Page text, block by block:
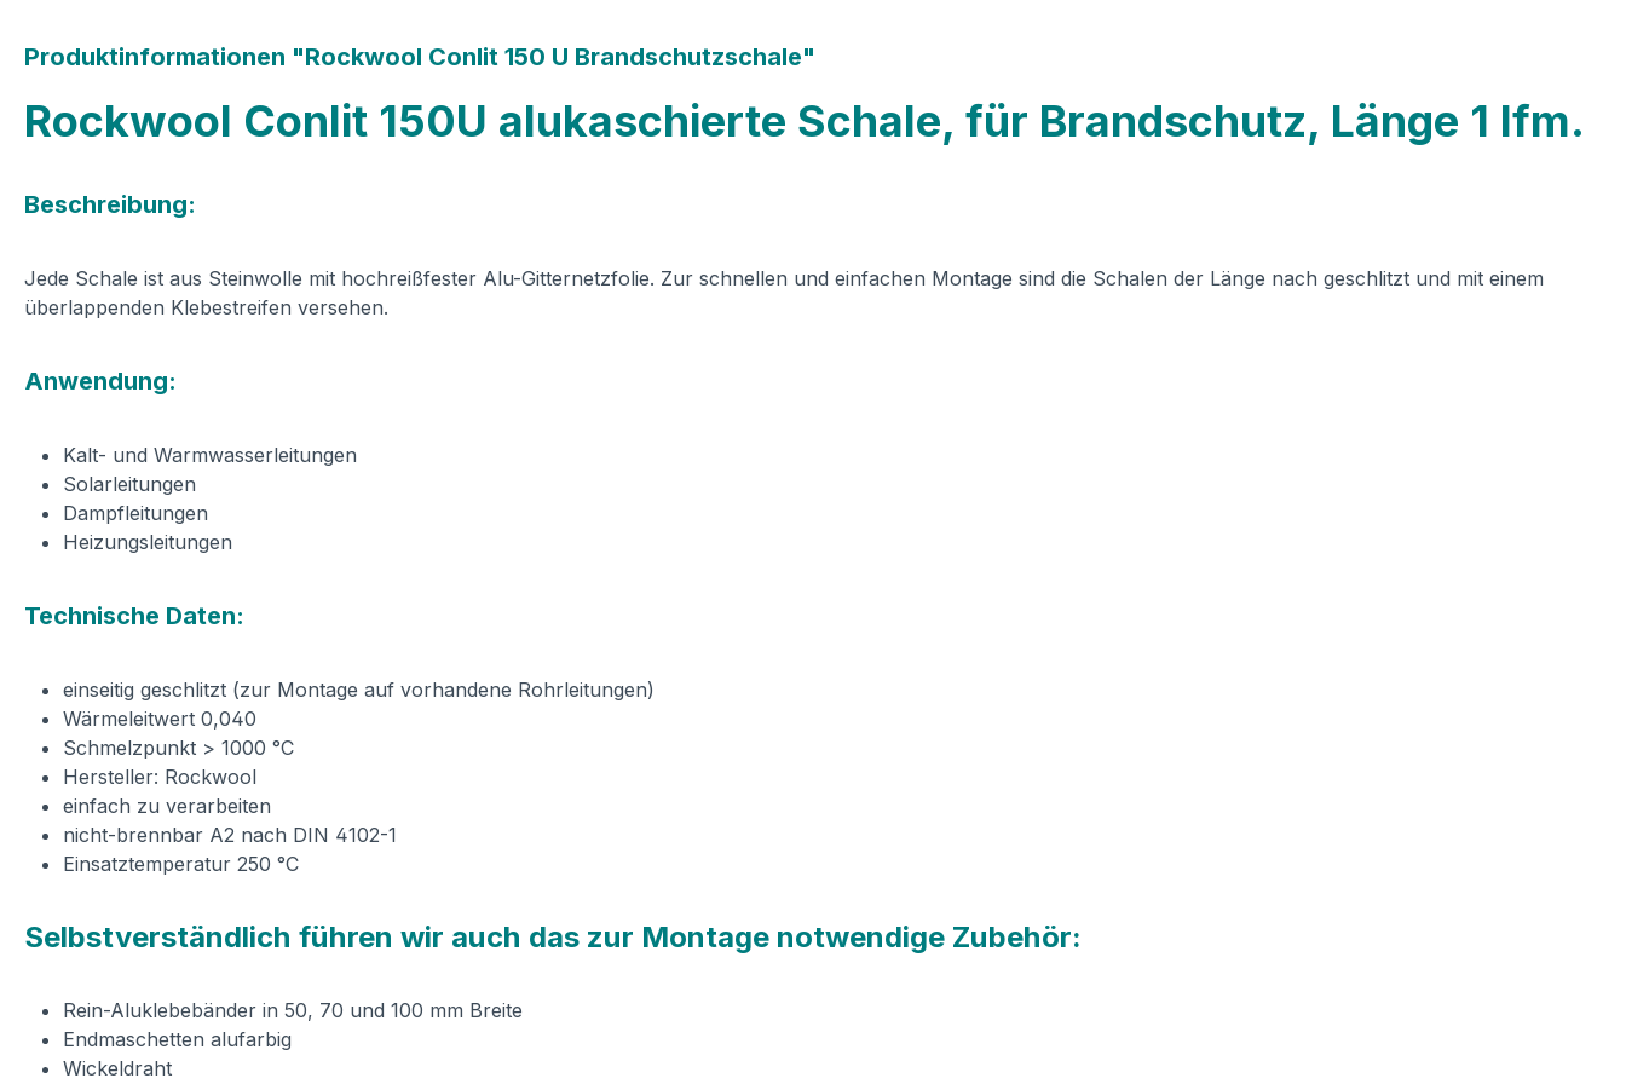
Produktinformationen "Rockwool Conlit 150 U Brandschutzschale"
Rockwool Conlit 150U alukaschierte Schale, für Brandschutz, Länge 1 lfm.
Beschreibung:
Jede Schale ist aus Steinwolle mit hochreißfester Alu-Gitternetzfolie. Zur schnellen und einfachen Montage sind die Schalen der Länge nach geschlitzt und mit einem
überlappenden Klebestreifen versehen.
Anwendung:
Kalt- und Warmwasserleitungen
Solarleitungen
Dampfleitungen
Heizungsleitungen
Technische Daten:
einseitig geschlitzt (zur Montage auf vorhandene Rohrleitungen)
Wärmeleitwert 0,040
Schmelzpunkt > 1000 °C
Hersteller: Rockwool
einfach zu verarbeiten
nicht-brennbar A2 nach DIN 4102-1
Einsatztemperatur 250 °C
Selbstverständlich führen wir auch das zur Montage notwendige Zubehör:
Rein-Aluklebebänder in 50, 70 und 100 mm Breite
Endmaschetten alufarbig
Wickeldraht